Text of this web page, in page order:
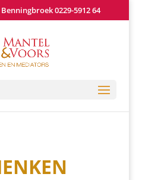
Benningbroek 0229-5912 64